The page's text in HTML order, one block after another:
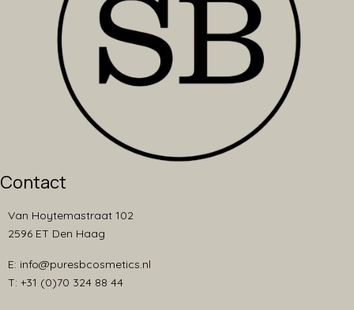
Contact
Van Hoytemastraat 102
2596 ET Den Haag
E: info@puresbcosmetics.nl
T: +31 (0)70 324 88 44